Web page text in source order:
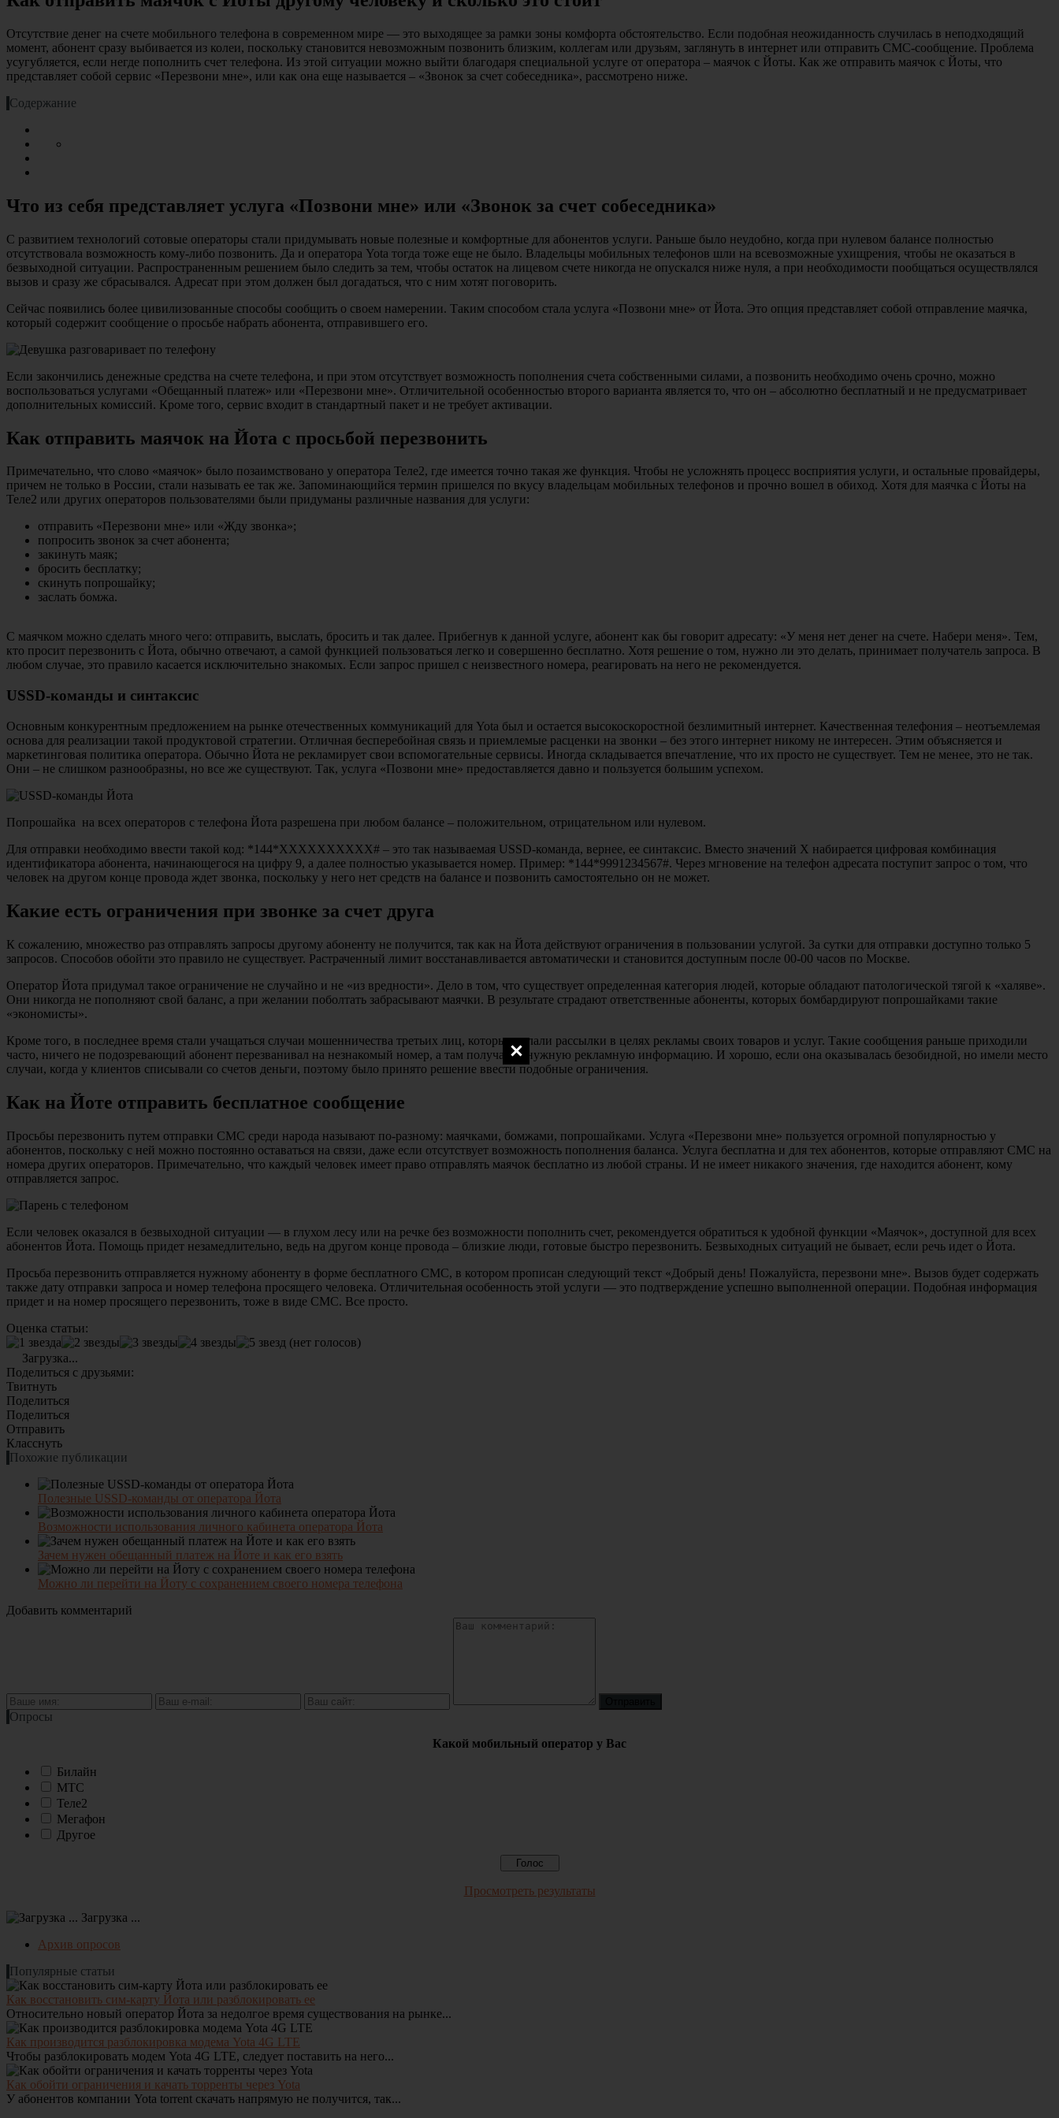
Отсутствие денег на счете мобильного телефона в современном мире — это выходящее за рамки зоны комфорта обстоятельство. Если подобная неожиданность случилась в неподходящий
момент, абонент сразу выбивается из колеи, поскольку становится невозможным позвонить близким, коллегам или друзьям, заглянуть в интернет или отправить СМС-сообщение. Проблема
усугубляется, если негде пополнить счет телефона. Из этой ситуации можно выйти благодаря специальной услуге от оператора – маячок с Йоты. Как же отправить маячок с Йоты, что
представляет собой сервис «Перезвони мне», или как она еще называется – «Звонок за счет собеседника», рассмотрено ниже.
Содержание
Что из себя представляет услуга «Позвони мне» или «Звонок за счет собеседника»
С развитием технологий сотовые операторы стали придумывать новые полезные и комфортные для абонентов услуги. Раньше было неудобно, когда при нулевом балансе полностью
отсутствовала возможность кому-либо позвонить. Да и оператора Yota тогда тоже еще не было. Владельцы мобильных телефонов шли на всевозможные ухищрения, чтобы не оказаться в
безвыходной ситуации. Распространенным решением было следить за тем, чтобы остаток на лицевом счете никогда не опускался ниже нуля, а при необходимости пообщаться осуществлялся
вызов и сразу же сбрасывался. Адресат при этом должен был догадаться, что с ним хотят поговорить.
Сейчас появились более цивилизованные способы сообщить о своем намерении. Таким способом стала услуга «Позвони мне» от Йота. Это опция представляет собой отправление маячка,
который содержит сообщение о просьбе набрать абонента, отправившего его.
Если закончились денежные средства на счете телефона, и при этом отсутствует возможность пополнения счета собственными силами, а позвонить необходимо очень срочно, можно
воспользоваться услугами «Обещанный платеж» или «Перезвони мне». Отличительной особенностью второго варианта является то, что он – абсолютно бесплатный и не предусматривает
дополнительных комиссий. Кроме того, сервис входит в стандартный пакет и не требует активации.
Как отправить маячок на Йота с просьбой перезвонить
Примечательно, что слово «маячок» было позаимствовано у оператора Теле2, где имеется точно такая же функция. Чтобы не усложнять процесс восприятия услуги, и остальные провайдеры,
причем не только в России, стали называть ее так же. Запоминающийся термин пришелся по вкусу владельцам мобильных телефонов и прочно вошел в обиход. Хотя для маячка с Йоты на
Теле2 или других операторов пользователями были придуманы различные названия для услуги:
отправить «Перезвони мне» или «Жду звонка»;
попросить звонок за счет абонента;
закинуть маяк;
бросить бесплатку;
скинуть попрошайку;
заслать бомжа.
С маячком можно сделать много чего: отправить, выслать, бросить и так далее. Прибегнув к данной услуге, абонент как бы говорит адресату: «У меня нет денег на счете. Набери меня». Тем,
кто просит перезвонить с Йота, обычно отвечают, а самой функцией пользоваться легко и совершенно бесплатно. Хотя решение о том, нужно ли это делать, принимает получатель запроса. В
любом случае, это правило касается исключительно знакомых. Если запрос пришел с неизвестного номера, реагировать на него не рекомендуется.
USSD-команды и синтаксис
Основным конкурентным предложением на рынке отечественных коммуникаций для Yota был и остается высокоскоростной безлимитный интернет. Качественная телефония – неотъемлемая
основа для реализации такой продуктовой стратегии. Отличная бесперебойная связь и приемлемые расценки на звонки – без этого интернет никому не интересен. Этим объясняется и
маркетинговая политика оператора. Обычно Йота не рекламирует свои вспомогательные сервисы. Иногда складывается впечатление, что их просто не существует. Тем не менее, это не так.
Они – не слишком разнообразны, но все же существуют. Так, услуга «Позвони мне» предоставляется давно и пользуется большим успехом.
Попрошайка на всех операторов с телефона Йота разрешена при любом балансе – положительном, отрицательном или нулевом.
Для отправки необходимо ввести такой код: *144*XXXXXXXXXX# – это так называемая USSD-команда, вернее, ее синтаксис. Вместо значений X набирается цифровая комбинация
идентификатора абонента, начинающегося на цифру 9, а далее полностью указывается номер. Пример: *144*9991234567#. Через мгновение на телефон адресата поступит запрос о том, что
человек на другом конце провода ждет звонка, поскольку у него нет средств на балансе и позвонить самостоятельно он не может.
Какие есть ограничения при звонке за счет друга
К сожалению, множество раз отправлять запросы другому абоненту не получится, так как на Йота действуют ограничения в пользовании услугой. За сутки для отправки доступно только 5
запросов. Способов обойти это правило не существует. Растраченный лимит восстанавливается автоматически и становится доступным после 00-00 часов по Москве.
Оператор Йота придумал такое ограничение не случайно и не «из вредности». Дело в том, что существует определенная категория людей, которые обладают патологической тягой к «халяве».
Они никогда не пополняют свой баланс, а при желании поболтать забрасывают маячки. В результате страдают ответственные абоненты, которых бомбардируют попрошайками такие
«экономисты».
Кроме того, в последнее время стали учащаться случаи мошенничества третьих лиц, которые делали рассылки в целях рекламы своих товаров и услуг. Такие сообщения раньше приходили
часто, ничего не подозревающий абонент перезванивал на незнакомый номер, а там получал ненужную рекламную информацию. И хорошо, если она оказывалась безобидной, но имели место
случаи, когда у клиентов списывали со счетов деньги, поэтому было принято решение ввести подобные ограничения.
Как на Йоте отправить бесплатное сообщение
Просьбы перезвонить путем отправки СМС среди народа называют по-разному: маячками, бомжами, попрошайками. Услуга «Перезвони мне» пользуется огромной популярностью у
абонентов, поскольку с ней можно постоянно оставаться на связи, даже если отсутствует возможность пополнения баланса. Услуга бесплатна и для тех абонентов, которые отправляют СМС на
номера других операторов. Примечательно, что каждый человек имеет право отправлять маячок бесплатно из любой страны. И не имеет никакого значения, где находится абонент, кому
отправляется запрос.
Если человек оказался в безвыходной ситуации — в глухом лесу или на речке без возможности пополнить счет, рекомендуется обратиться к удобной функции «Маячок», доступной для всех
абонентов Йота. Помощь придет незамедлительно, ведь на другом конце провода – близкие люди, готовые быстро перезвонить. Безвыходных ситуаций не бывает, если речь идет о Йота.
Просьба перезвонить отправляется нужному абоненту в форме бесплатного СМС, в котором прописан следующий текст «Добрый день! Пожалуйста, перезвони мне». Вызов будет содержать
также дату отправки запроса и номер телефона просящего человека. Отличительная особенность этой услуги — это подтверждение успешно выполненной операции. Подобная информация
придет и на номер просящего перезвонить, тоже в виде СМС. Все просто.
Оценка статьи:
(нет голосов)
Загрузка...
Поделиться с друзьями:
Твитнуть
Поделиться
Поделиться
Отправить
Класснуть
Похожие публикации
Полезные USSD-команды от оператора Йота
Возможности использования личного кабинета оператора Йота
Зачем нужен обещанный платеж на Йоте и как его взять
Можно ли перейти на Йоту с сохранением своего номера телефона
Добавить комментарий
Опросы
Какой мобильный оператор у Вас
Билайн
МТС
Теле2
Мегафон
Другое
Просмотреть результаты
Загрузка ...
Архив опросов
Популярные статьи
Как восстановить сим-карту Йота или разблокировать ее
Относительно новый оператор Йота за недолгое время существования на рынке...
Как производится разблокировка модема Yota 4G LTE
Чтобы разблокировать модем Yota 4G LTE, следует поставить на него...
Как обойти ограничения и качать торренты через Yota
У абонентов компании Yota torrent скачать напрямую не получится, так...